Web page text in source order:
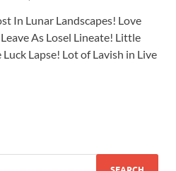
In Lunar Landscapes! Love
As Losel Lineate! Little
Lapse! Lot of Lavish in Live